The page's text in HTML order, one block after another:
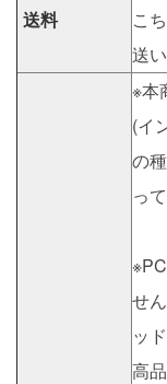
送料
こ
送
※本
(イ
の
っ
せ
ッ
高